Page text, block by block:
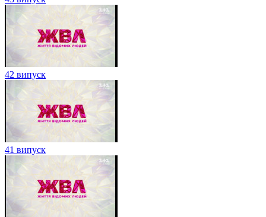
42 випуск
41 випуск